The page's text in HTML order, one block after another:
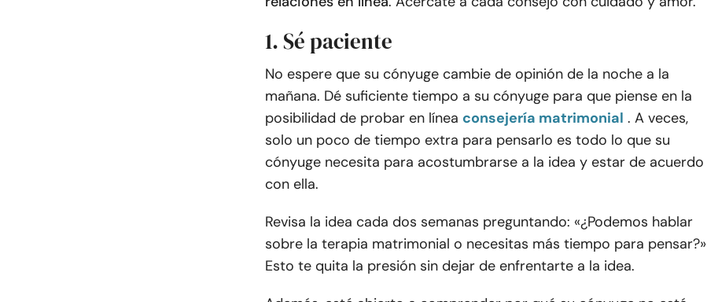
1. Sé paciente
No espere que su cónyuge cambie de opinión de la noche a la
mañana. Dé suficiente tiempo a su cónyuge para que piense en la
posibilidad de probar en línea consejería matrimonial . A veces,
solo un poco de tiempo extra para pensarlo es todo lo que su
cónyuge necesita para acostumbrarse a la idea y estar de acuerdo
con ella.
Revisa la idea cada dos semanas preguntando: «¿Podemos hablar
sobre la terapia matrimonial o necesitas más tiempo para pensar?»
Esto te quita la presión sin dejar de enfrentarte a la idea.